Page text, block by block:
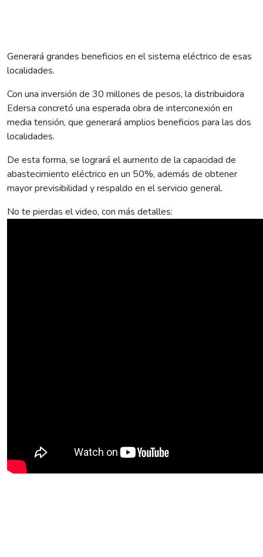
Generará grandes beneficios en el sistema eléctrico de esas
localidades.
Con una inversión de 30 millones de pesos, la distribuidora
Edersa concretó una esperada obra de interconexión en
media tensión, que generará amplios beneficios para las dos
localidades.
De esta forma, se logrará el aumento de la capacidad de
abastecimiento eléctrico en un 50%, además de obtener
mayor previsibilidad y respaldo en el servicio general.
No te pierdas el video, con más detalles: